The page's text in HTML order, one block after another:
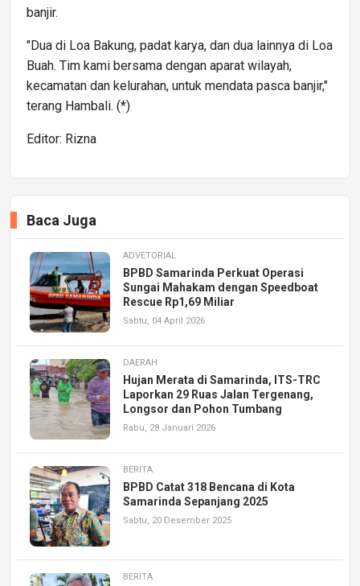
banjir.
"Dua di Loa Bakung, padat karya, dan dua lainnya di Loa
Buah. Tim kami bersama dengan aparat wilayah,
kecamatan dan kelurahan, untuk mendata pasca banjir,"
terang Hambali. (*)
Editor: Rizna
Baca Juga
ADVETORIAL
BPBD Samarinda Perkuat Operasi
Sungai Mahakam dengan Speedboat
Rescue Rp1,69 Miliar
Sabtu, 04 April 2026
DAERAH
Hujan Merata di Samarinda, ITS-TRC
Laporkan 29 Ruas Jalan Tergenang,
Longsor dan Pohon Tumbang
Rabu, 28 Januari 2026
BERITA
BPBD Catat 318 Bencana di Kota
Samarinda Sepanjang 2025
Sabtu, 20 Desember 2025
BERITA